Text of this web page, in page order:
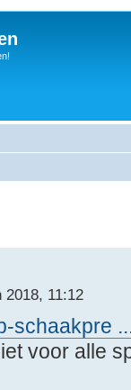
11:12
schaakpre
voor alle